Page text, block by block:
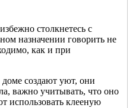
столкнетесь с
назначении говорить не
как и при
создают уют, они
важно учитывать, что оно
использовать клееную